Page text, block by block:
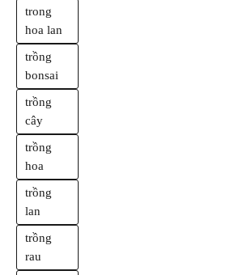
trong
hoa lan
trồng
bonsai
trồng
cây
trồng
hoa
trồng
lan
trồng
rau